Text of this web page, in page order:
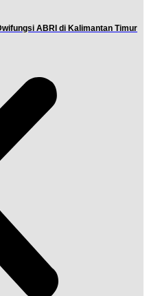
ABRI di Kalimantan Timur